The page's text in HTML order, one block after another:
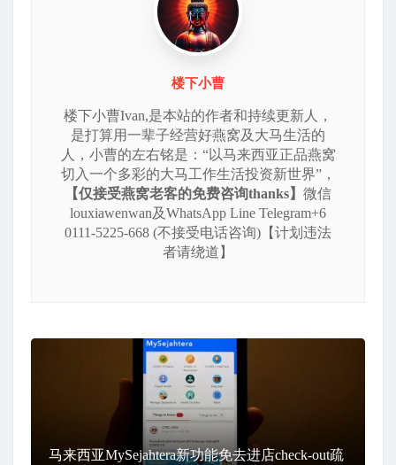
楼下小曹
楼下小曹Ivan,是本站的作者和持续更新人，
是打算用一辈子经营好燕窝及大马生活的
人，小曹的左右铭是：“以马来西亚正品燕窝
切入一个多彩的大马工作生活投资新世界”，
【仅接受燕窝老客的免费咨询thanks】 微信
louxiawenwan及WhatsApp Line Telegram+6
0111-5225-668 (不接受电话咨询)【计划违法
者请绕道】
马来西亚MySejahtera新功能免去进店check-out疏